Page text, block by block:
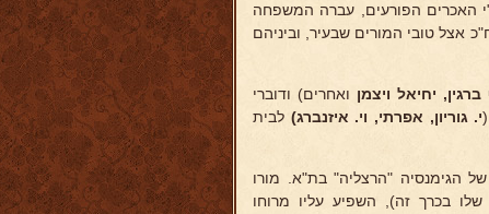
קשה ע"י האכרים הפורעים, עברה המשפחה
אצל טובי המורים שבעיר, וביניהם
ברגין, יחיאל ויצמן ואחרים) ודוברי
י. גוריון, אפרתי, וי. איזנברג) לבית
של הגימנסיה "הרצליה" בת"א. מורו
בכרך זה), השפיע עליו מרוחו